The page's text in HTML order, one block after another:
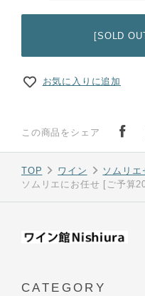
[SOLD
お気に入りに追加
この商品をシェア
TOP ワイン
ソムリエ
ソムリエにお任せ [ご予算
CATEGORY